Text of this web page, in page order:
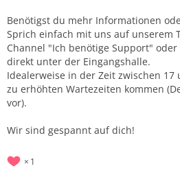
Benötigst du mehr Informationen
Sprich einfach mit uns auf unserem
Channel "Ich benötige Support"
direkt unter der Eingangshalle.
Idealerweise in der Zeit zwischen 17
zu erhöhten Wartezeiten kommen
vor).
Wir sind gespannt auf dich!
1